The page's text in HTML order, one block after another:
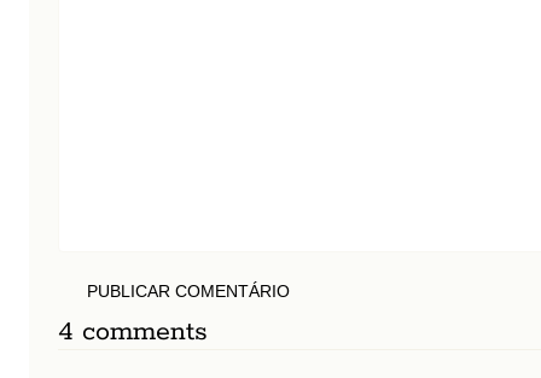
PUBLICAR COMENTÁRIO
4 comments